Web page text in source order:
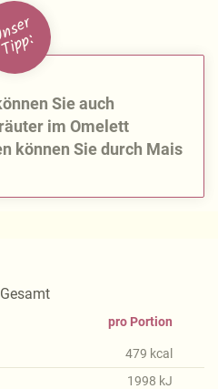
Sie auch
im Omelett
können Sie durch Mais
Gesamt
pro Portion
479 kcal
1998 kJ